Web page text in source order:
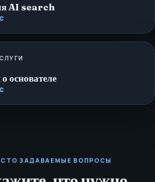
AI search
основателе
ЗАДАВАЕМЫЕ ВОПРОСЫ